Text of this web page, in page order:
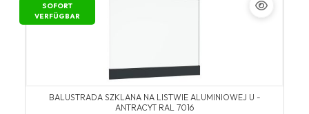
SOFORT
VERFÜGBAR
BALUSTRADA SZKLANA NA LISTWIE ALUMINIOWEJ U -
ANTRACYT RAL 7016